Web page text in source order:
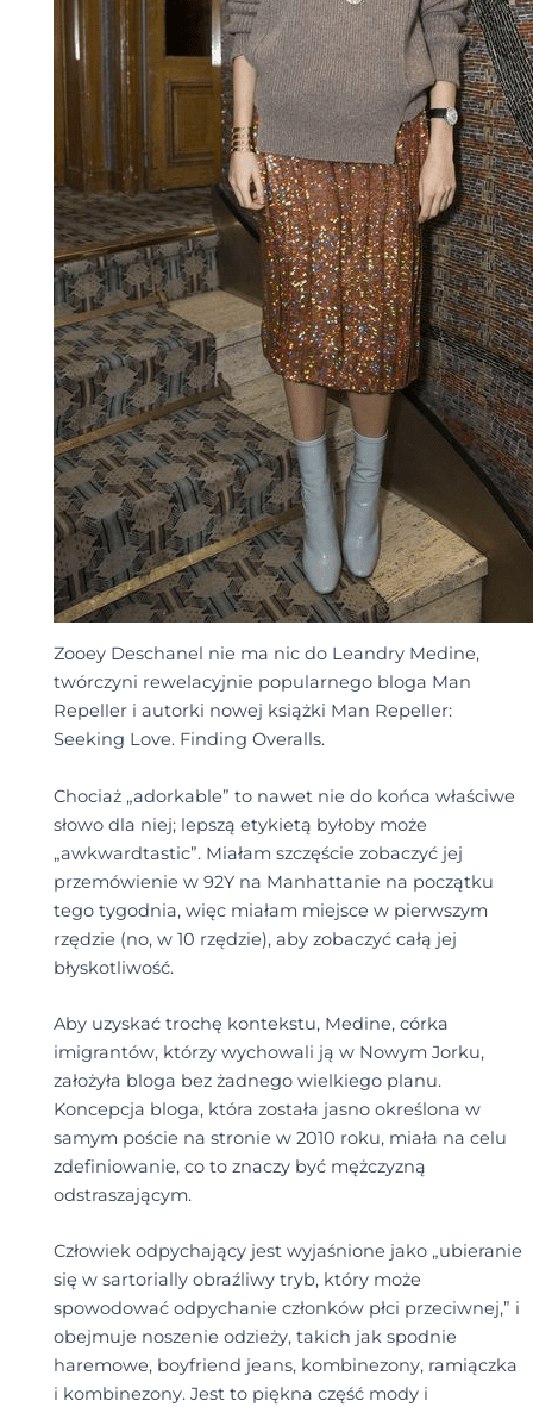
Zooey Deschanel nie ma nic do Leandry Medine,
twórczyni rewelacyjnie popularnego bloga Man
Repeller i autorki nowej książki Man Repeller:
Seeking Love. Finding Overalls.
Chociaż „adorkable” to nawet nie do końca właściwe
słowo dla niej; lepszą etykietą byłoby może
„awkwardtastic”. Miałam szczęście zobaczyć jej
przemówienie w 92Y na Manhattanie na początku
tego tygodnia, więc miałam miejsce w pierwszym
rzędzie (no, w 10 rzędzie), aby zobaczyć całą jej
błyskotliwość.
Aby uzyskać trochę kontekstu, Medine, córka
imigrantów, którzy wychowali ją w Nowym Jorku,
założyła bloga bez żadnego wielkiego planu.
Koncepcja bloga, która została jasno określona w
samym poście na stronie w 2010 roku, miała na celu
zdefiniowanie, co to znaczy być mężczyzną
odstraszającym.
Człowiek odpychający jest wyjaśnione jako „ubieranie
się w sartorially obraźliwy tryb, który może
spowodować odpychanie członków płci przeciwnej,” i
obejmuje noszenie odzieży, takich jak spodnie
haremowe, boyfriend jeans, kombinezony, ramiączka
i kombinezony. Jest to piękna część mody i